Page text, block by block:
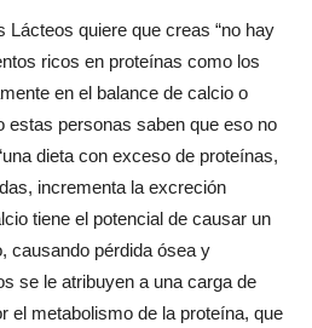
Lácteos quiere que creas “no hay
ricos en proteínas como los
en el balance de calcio o
estas personas saben que eso no
dieta con exceso de proteínas,
incrementa la excreción
tiene el potencial de causar un
causando pérdida ósea y
se le atribuyen a una carga de
el metabolismo de la proteína, que